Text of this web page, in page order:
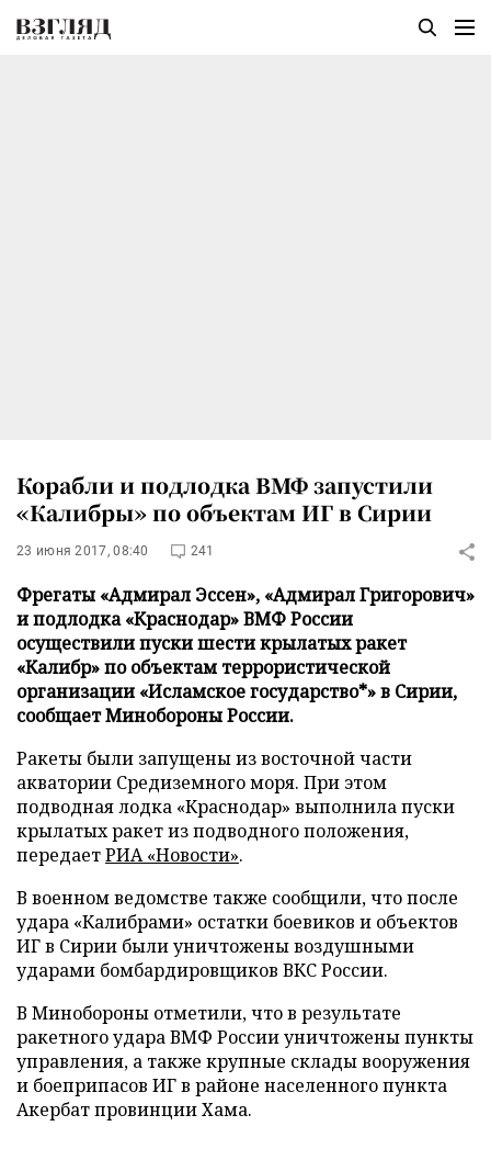
Корабли и подлодка ВМФ запустили
«Калибры» по объектам ИГ в Сирии
23 июня 2017, 08:40 241
Фрегаты «Адмирал Эссен», «Адмирал Григорович»
и подлодка «Краснодар» ВМФ России
осуществили пуски шести крылатых ракет
«Калибр» по объектам террористической
организации «Исламское государство*» в Сирии,
сообщает Минобороны России.
Ракеты были запущены из восточной части
акватории Средиземного моря. При этом
подводная лодка «Краснодар» выполнила пуски
крылатых ракет из подводного положения,
передаетРИА «Новости».
В военном ведомстве также сообщили, что после
удара «Калибрами» остатки боевиков и объектов
ИГ в Сирии были уничтожены воздушными
ударами бомбардировщиков ВКС России.
В Минобороны отметили, что в результате
ракетного удара ВМФ России уничтожены пункты
управления, а также крупные склады вооружения
и боеприпасов ИГ в районе населенного пункта
Акербат провинции Хама.